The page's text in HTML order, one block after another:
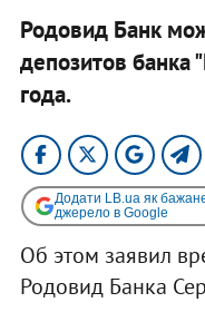
Родовид Банк
депозитов
года.
Додати LB.ua як
джерело в Google
Об этом заявил
Родовид Банка